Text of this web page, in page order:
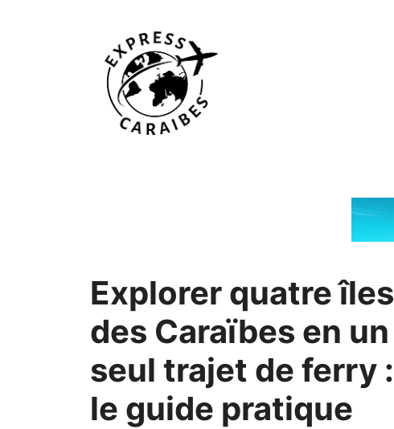
Explorer quatre îles
des Caraïbes en un
seul trajet de ferry :
le guide pratique